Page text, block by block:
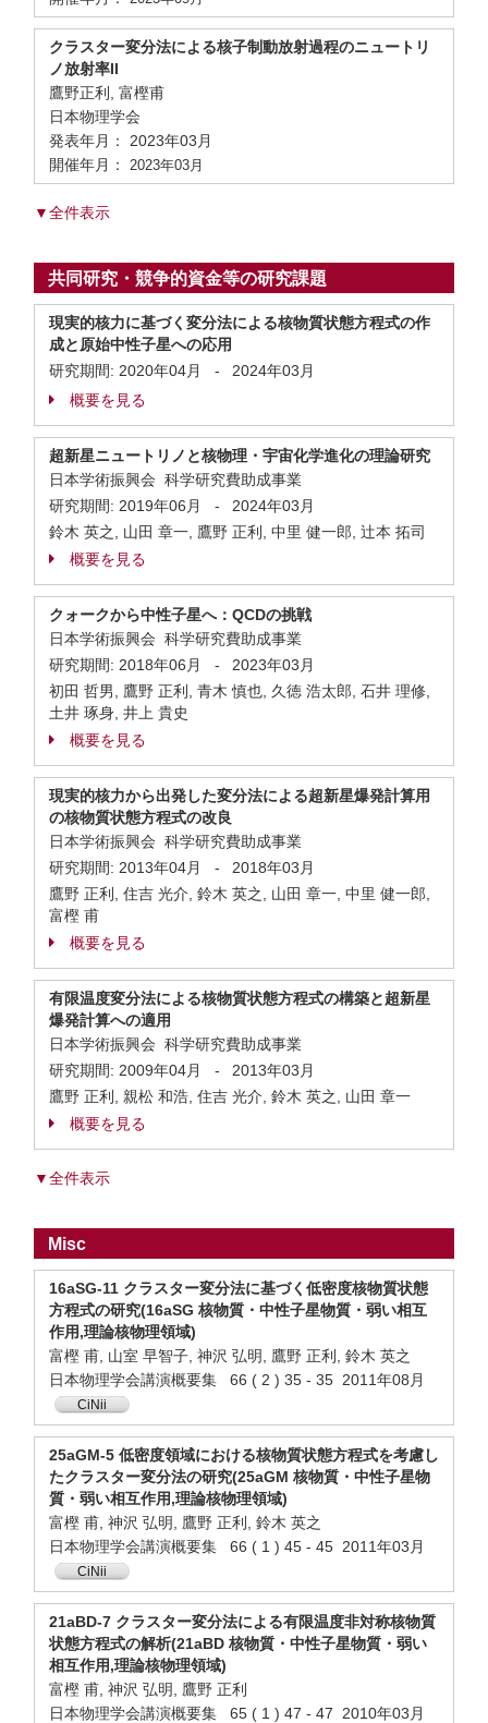
クラスター変分法による核子制動放射過程のニュートリ
ノ放射率II
鷹野正利, 富樫甫
日本物理学会
発表年月： 2023年03月
開催年月： 2023年03月
▼全件表示
共同研究・競争的資金等の研究課題
現実的核力に基づく変分法による核物質状態方程式の作
成と原始中性子星への応用
研究期間: 2020年04月 -
2024年03月
概要を見る
超新星ニュートリノと核物理・宇宙化学進化の理論研究
日本学術振興会 科学研究費助成事業
研究期間: 2019年06月 -
2024年03月
鈴木 英之, 山田 章一, 鷹野 正利, 中里 健一郎, 辻本 拓司
概要を見る
クォークから中性子星へ：QCDの挑戦
日本学術振興会 科学研究費助成事業
研究期間: 2018年06月 -
2023年03月
初田 哲男, 鷹野 正利, 青木 慎也, 久徳 浩太郎, 石井 理修,
土井 琢身, 井上 貴史
概要を見る
現実的核力から出発した変分法による超新星爆発計算用
の核物質状態方程式の改良
日本学術振興会 科学研究費助成事業
研究期間: 2013年04月 -
2018年03月
鷹野 正利, 住吉 光介, 鈴木 英之, 山田 章一, 中里 健一郎,
富樫 甫
概要を見る
有限温度変分法による核物質状態方程式の構築と超新星
爆発計算への適用
日本学術振興会 科学研究費助成事業
研究期間: 2009年04月 -
2013年03月
鷹野 正利, 親松 和浩, 住吉 光介, 鈴木 英之, 山田 章一
概要を見る
▼全件表示
Misc
16aSG-11 クラスター変分法に基づく低密度核物質状態
方程式の研究(16aSG 核物質・中性子星物質・弱い相互
作用,理論核物理領域)
富樫 甫, 山室 早智子, 神沢 弘明, 鷹野 正利, 鈴木 英之
日本物理学会講演概要集 66 ( 2 ) 35 - 35 2011年08月
CiNii
25aGM-5 低密度領域における核物質状態方程式を考慮し
たクラスター変分法の研究(25aGM 核物質・中性子星物
質・弱い相互作用,理論核物理領域)
富樫 甫, 神沢 弘明, 鷹野 正利, 鈴木 英之
日本物理学会講演概要集 66 ( 1 ) 45 - 45 2011年03月
CiNii
21aBD-7 クラスター変分法による有限温度非対称核物質
状態方程式の解析(21aBD 核物質・中性子星物質・弱い
相互作用,理論核物理領域)
富樫 甫, 神沢 弘明, 鷹野 正利
日本物理学会講演概要集 65 ( 1 ) 47 - 47 2010年03月